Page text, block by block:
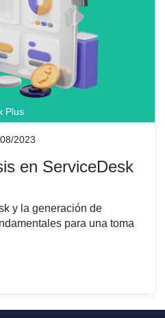
Plus
2023
en ServiceDesk
y la generación de
para una toma